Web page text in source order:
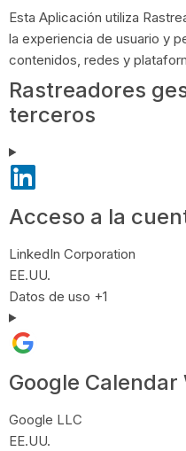
Esta Aplicación utiliza
la experiencia de usuario y
contenidos, redes y
Rastreadores
terceros
Acceso a la
Empresa:
LinkedIn Corporation
Lugar de tratamiento:
EE.UU.
Datos Personales tratados:
Datos de uso +1
Google Calendar
Empresa:
Google LLC
Lugar de tratamiento:
EE.UU.